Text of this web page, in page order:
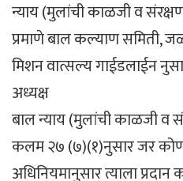
न्याय (मुलांची काळजी व
प्रमाणे बाल कल्याण समिती,
मिशन वात्सल्य गाईडलाईन
अध्यक्ष
बाल न्याय (मुलांची काळजी व
कलम २७ (७)(१)नुसार जर
अधिनियमानुसार त्याला